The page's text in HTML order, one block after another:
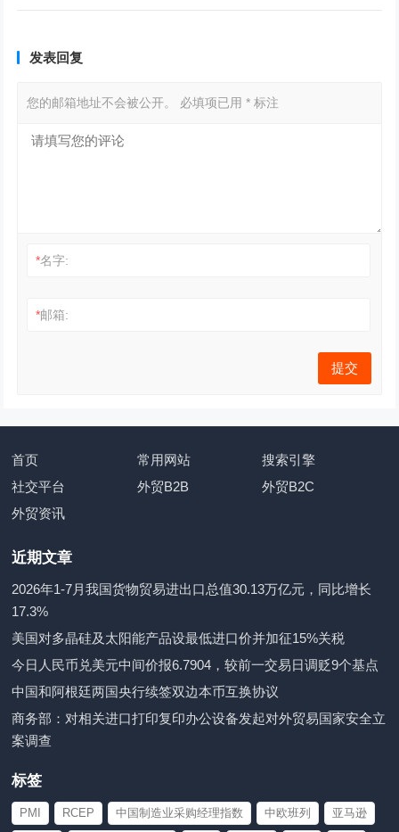
发表回复
您的邮箱地址不会被公开。 必填项已用* 标注
*名字:
*邮箱:
首页 常用网站
搜索引擎
社交平台
外贸B2B
外贸B2C
外贸资讯
近期文章
2026年1-7月我国货物贸易进出口总值30.13万亿元，同比增长
17.3%
美国对多晶硅及太阳能产品设最低进口价并加征15%关税
今日人民币兑美元中间价报6.7904，较前一交易日调贬9个基点
中国和阿根廷两国央行续签双边本币互换协议
商务部：对相关进口打印复印办公设备发起对外贸易国家安全立
案调查
标签
PMI RCEP 中国制造业采购经理指数 中欧班列 亚马逊